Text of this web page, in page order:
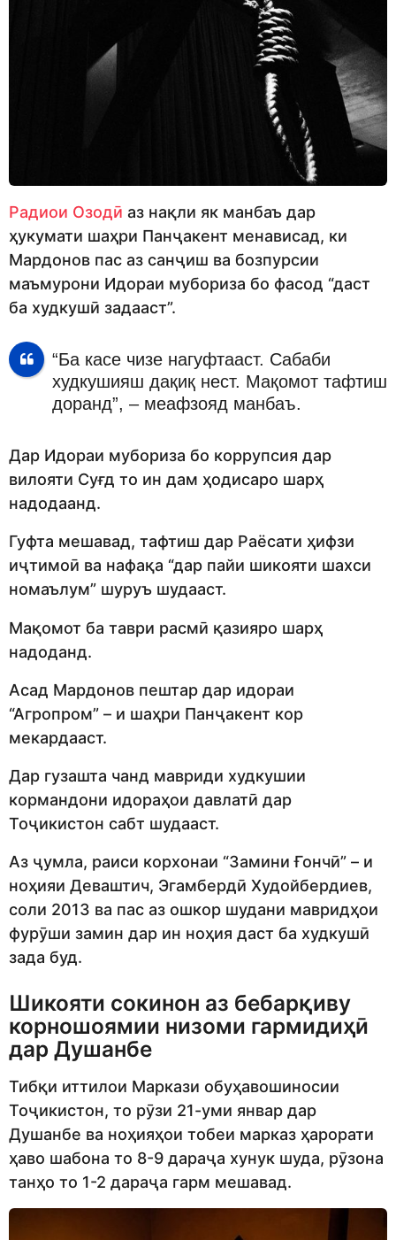
Радиои Озодӣ аз нақли як манбаъ дар
ҳукумати шаҳри Панҷакент менависад, ки
Мардонов пас аз санҷиш ва бозпурсии
маъмурони Идораи мубориза бо фасод “даст
ба худкушӣ задааст”.
“Ба касе чизе нагуфтааст. Сабаби
худкушияш дақиқ нест. Мақомот тафтиш
доранд”, – меафзояд манбаъ.
Дар Идораи мубориза бо коррупсия дар
вилояти Суғд то ин дам ҳодисаро шарҳ
надодаанд.
Гуфта мешавад, тафтиш дар Раёсати ҳифзи
иҷтимоӣ ва нафақа “дар пайи шикояти шахси
номаълум” шуруъ шудааст.
Мақомот ба таври расмӣ қазияро шарҳ
надоданд.
Асад Мардонов пештар дар идораи
“Агропром” – и шаҳри Панҷакент кор
мекардааст.
Дар гузашта чанд мавриди худкушии
кормандони идораҳои давлатӣ дар
Тоҷикистон сабт шудааст.
Аз ҷумла, раиси корхонаи “Замини Ғончӣ” – и
ноҳияи Деваштич, Эгамбердӣ Худойбердиев,
соли 2013 ва пас аз ошкор шудани мавридҳои
фурӯши замин дар ин ноҳия даст ба худкушӣ
зада буд.
Шикояти сокинон аз бебарқиву
корношоямии низоми гармидиҳӣ
дар Душанбе
Тибқи иттилои Маркази обуҳавошиносии
Тоҷикистон, то рӯзи 21-уми январ дар
Душанбе ва ноҳияҳои тобеи марказ ҳарорати
ҳаво шабона то 8-9 дараҷа хунук шуда, рӯзона
танҳо то 1-2 дараҷа гарм мешавад.